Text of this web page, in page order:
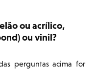
ou acrílico,
ou vinil?
perguntas acima for